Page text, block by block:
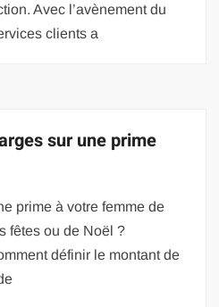
Avec l’avènement du
clients a
sur une prime
prime à votre femme de
fêtes ou de Noël ?
définir le montant de